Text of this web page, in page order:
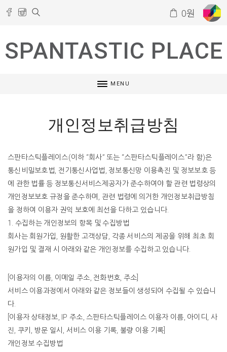
0원
SPANTASTIC PLACE
MENU
개인정보취급방침
스판타스틱플레이스(이하 “회사”또는 “스판타스틱플레이스”라 함)은
통신비밀보호법 전기통신사업법 정보통신망 이용촉진 및 정보보호 등
에
관한 법률 등 정보통신서비스제공자가 준수하여야 할 관련 법령상의
개인정보보호 규정을 준수하며 관련 법령에 의거한 개인정보취급방침
을 정하여 이용자 권익 보호에 최선을 다하고 있습니다
1. 수집하는 개인정보의 항목 및 수집방법
회사는 회원가입 원활한 고객상담 각종 서비스의 제공을 위해 최초 회
원가입 및 결재 시 아래와 같은 개인정보를 수집하고 있습니다
이용자의 이름 이메일 주소 전화번호 주소
서비스 이용과정에서 아래와 같은 정보들이 생성되어 수집될 수 있습니
다
이용자 상태정보 , IP 주소 ,스판타스틱플레이스 이용자 이름 아이디
사
진 쿠키 방문 일시 서비스 이용 기록 ,불량 이용 기록
개인정보 수집방법